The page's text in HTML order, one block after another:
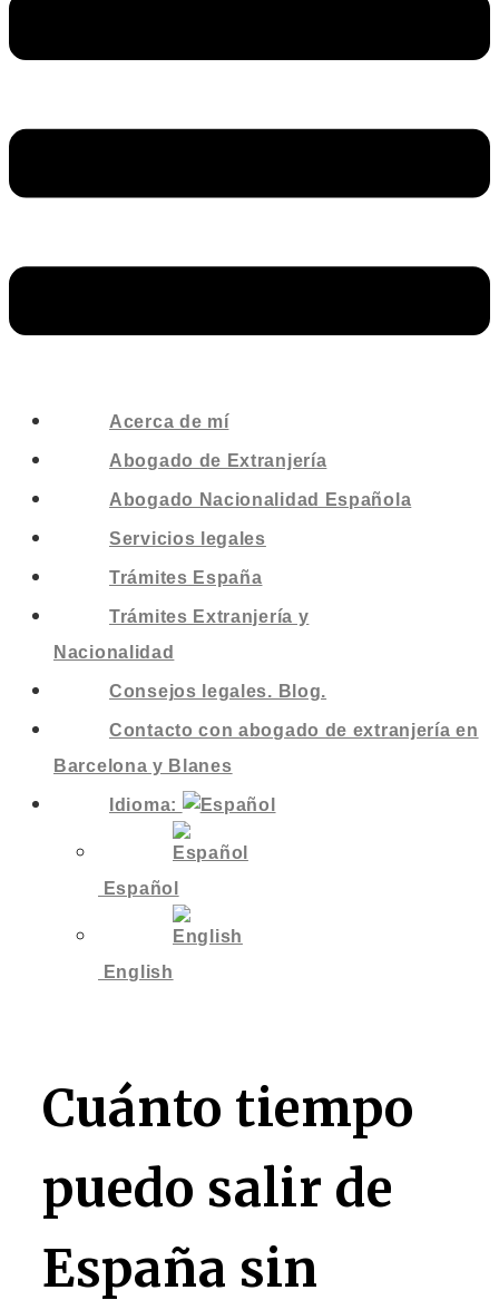
Acerca de mí
Abogado de Extranjería
Abogado Nacionalidad Española
Servicios legales
Trámites España
Trámites Extranjería y
Nacionalidad
Consejos legales. Blog.
Contacto con abogado de extranjería en
Barcelona y Blanes
Idioma:
Español
English
Cuánto tiempo
puedo salir de
España sin